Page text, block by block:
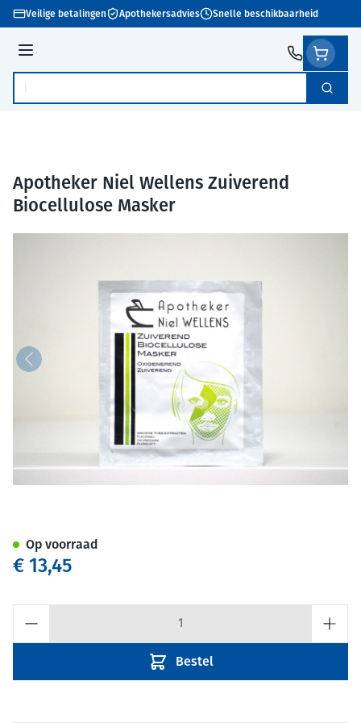
Ga naar de inhoud
Veilige betalingen Apothekersadvies Snelle beschikbaarheid
Menu
Product, merk, categorie... Zoek
Apotheker Niel Wellens Zuiverend
Biocellulose Masker
€ 13,45
Bestel
Op voorraad